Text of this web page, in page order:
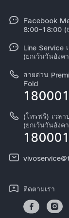
Y31 5G
Funtouch OS
สอบถามเกี่ยวกับรา
การตรวจยืนยันหม
คำแนะนำเกี่ยวกับ
ดาวน์โหลด LUTs
ข้อมูลข่าว
สมัครงานที่ vivo
ข้อกฏหมาย
เกี่ยวกับเรา
ศูนย์ความเป็นส่วนตั
ความยั่งยืน
Facebook
8:00-18:00 (
Line Service
(ยกเว้นวันอัง
สายด่วน
Fold
(โทรฟรี) เวล
(ยกเว้นวันอัง
ติดตามเรา